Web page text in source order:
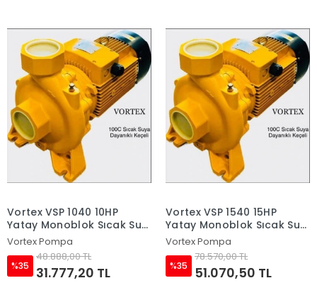
Vortex VSP 1040 10HP
Yatay Monoblok Sıcak Su
Pompası
Vortex Pompa
%35
48.888,00 TL
31.777,20 TL
Vortex VSP 1540 15HP
Yatay Monoblok Sıcak Su
Pompası
Vortex Pompa
%35
78.570,00 TL
51.070,50 TL